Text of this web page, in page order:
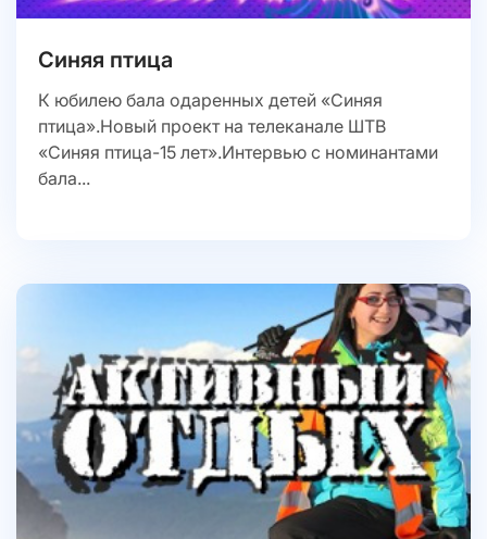
Синяя птица
К юбилею бала одаренных детей «Синяя
птица».Новый проект на телеканале ШТВ
«Синяя птица-15 лет».Интервью с номинантами
бала...